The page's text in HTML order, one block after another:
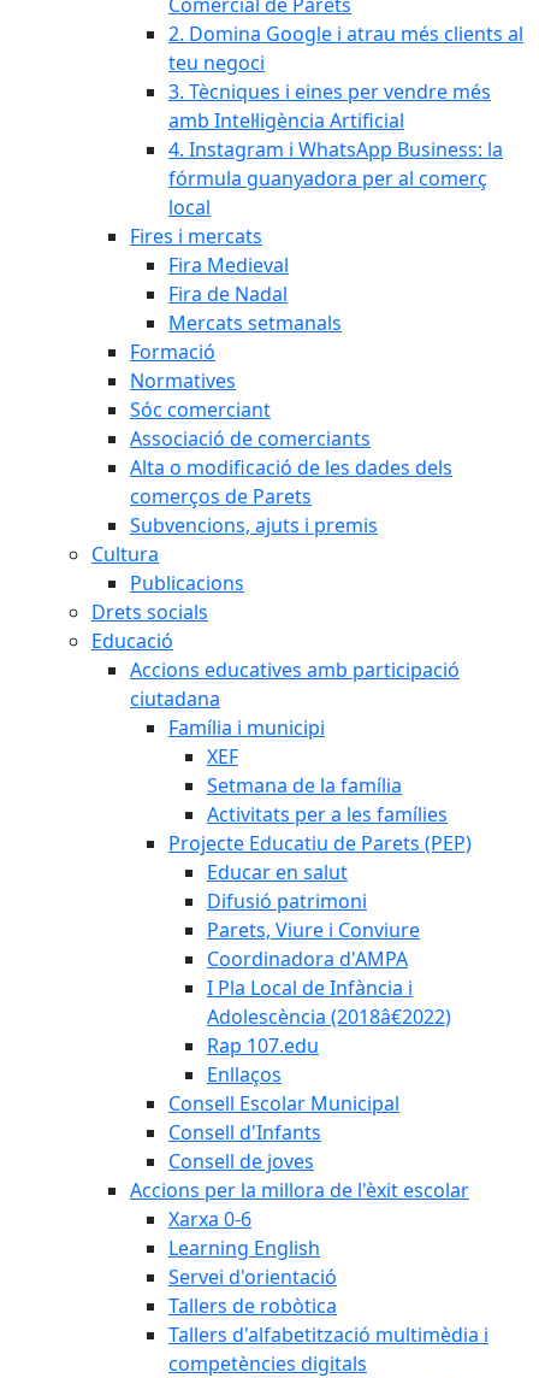
2. Domina Google i atrau més clients al
teu negoci
3. Tècniques i eines per vendre més
amb Intel·ligència Artificial
4. Instagram i WhatsApp Business: la
fórmula guanyadora per al comerç
local
Fires i mercats
Fira Medieval
Fira de Nadal
Mercats setmanals
Formació
Normatives
Sóc comerciant
Associació de comerciants
Alta o modificació de les dades dels
comerços de Parets
Subvencions, ajuts i premis
Cultura
Publicacions
Drets socials
Educació
Accions educatives amb participació
ciutadana
Família i municipi
XEF
Setmana de la família
Activitats per a les famílies
Projecte Educatiu de Parets (PEP)
Educar en salut
Difusió patrimoni
Parets, Viure i Conviure
Coordinadora d'AMPA
I Pla Local de Infància i
Adolescència (2018â€2022)
Rap 107.edu
Enllaços
Consell Escolar Municipal
Consell d'Infants
Consell de joves
Accions per la millora de l'èxit escolar
Xarxa 0-6
Learning English
Servei d'orientació
Tallers de robòtica
Tallers d'alfabetització multimèdia i
competències digitals